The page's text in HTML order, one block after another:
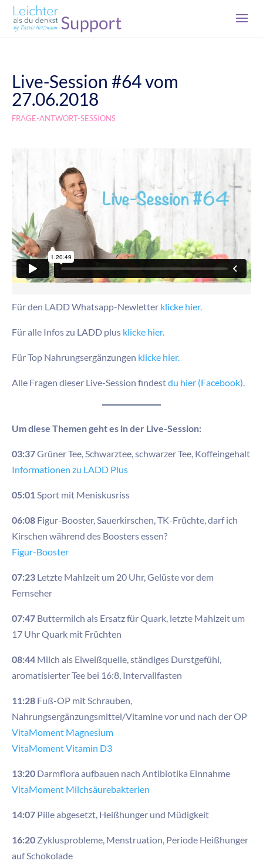
Live-Session #64 vom
27.06.2018
FRAGE-ANTWORT-SESSIONS
Für den LADD Whatsapp-Newletter klicke hier.
Für alle Infos zu LADD plus klicke hier.
Für Top Nahrungsergänzungen klicke hier.
Alle Fragen dieser Live-Session findestdu hier (Facebook)
Um diese Themen geht es in der Live-Session:
03:37Grüner Tee, Schwarztee, schwarzer Tee, Koffeingehalt
Informationen zu LADD Plus
05:01 Sport mit Meniskusriss
06:08 Figur-Booster, Sauerkirschen, TK-Früchte, darf ich
Kirschen während des Boosters essen?
Figur-Booster
07:23 Letzte Mahlzeit um 20 Uhr, Gelüste vor dem
Fernseher
07:47 Buttermilch als Ersatz für Quark, letzte Mahlzeit um
17 Uhr Quark mit Früchten
08:44 Milch als Eiweißquelle, ständiges Durstgefühl,
aromatisierter Tee bei 16:8, Intervallfasten
11:28 Fuß-OP mit Schrauben,
Nahrungsergänzungsmittel/Vitamine vor und nach der OP
VitaMoment Magnesium
VitaMoment Vitamin D3
13:20 Darmflora aufbauen nach Antibiotika Einnahme
VitaMoment Milchsäurebakterien
14:07 Pille abgesetzt, Heißhunger und Müdigkeit
16:20 Zyklusprobleme, Menstruation, Periode Heißhunger
auf Schokolade